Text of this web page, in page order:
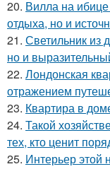
20. Вилла на ибице
отдыха, но и
21. Светильник из
но и
22. Лондонская
отражением
23. Квартира в
24. Такой
тех, кто ценит
25. Интерьер этой